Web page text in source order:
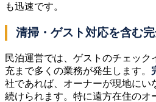
も迅速です。
清掃・ゲスト対応を含む
民泊運営では、ゲストのチェッ
充まで多くの業務が発生します。
社であれば、オーナーが現地にい
続けられます。特に遠方在住のオ